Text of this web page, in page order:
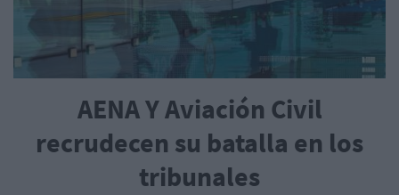
AENA Y Aviación Civil
recrudecen su batalla en los
tribunales